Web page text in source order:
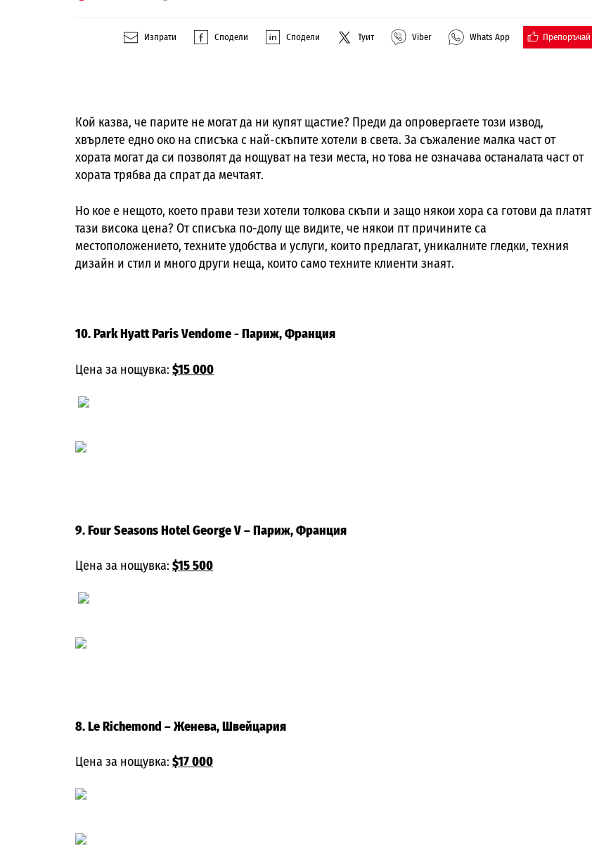
Изпрати Сподели Сподели Туит Viber Whats App Препоръчай
Кой казва, че парите не могат да ни купят щастие? Преди да опровергаете този извод,
хвърлете едно око на списъка с най-скъпите хотели в света. За съжаление малка част от
хората могат да си позволят да нощуват на тези места, но това не означава останалата част от
хората трябва да спрат да мечтаят.
Но кое е нещото, което прави тези хотели толкова скъпи и защо някои хора са готови да платят
тази висока цена? От списъка по-долу ще видите, че някои пт причините са
местоположението, техните удобства и услуги, които предлагат, уникалните гледки, техния
дизайн и стил и много други неща, които само техните клиенти знаят.
10. Park Hyatt Paris Vendome- Париж, Франция
Цена за нощувка: $15 000
9. Four Seasons Hotel George V– Париж, Франция
Цена за нощувка: $15 500
8. Le Richemond – Женева, Швейцария
Цена за нощувка: $17 000